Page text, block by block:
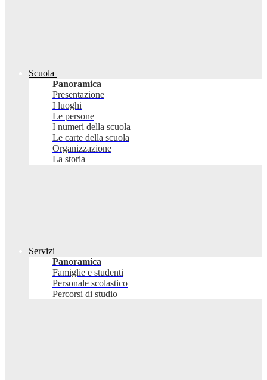
Scuola
Panoramica
Presentazione
I luoghi
Le persone
I numeri della scuola
Le carte della scuola
Organizzazione
La storia
Servizi
Panoramica
Famiglie e studenti
Personale scolastico
Percorsi di studio